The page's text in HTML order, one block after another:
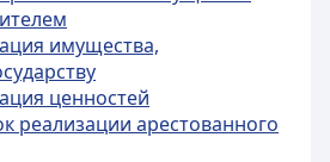
имущества,
ценностей
реализации арестованного